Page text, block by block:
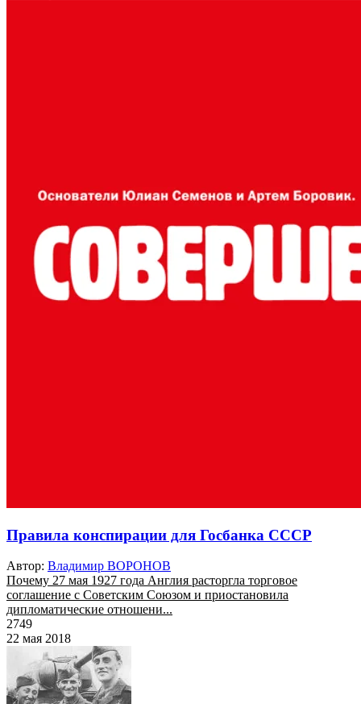
Правила конспирации для Госбанка СССР
Автор: Владимир ВОРОНОВ
Почему 27 мая 1927 года Англия расторгла торговое
соглашение с Советским Союзом и приостановила
дипломатические отношени...
2749
22 мая 2018